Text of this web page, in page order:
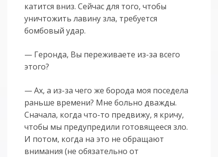
катится вниз. Сейчас для того, чтобы
уничтожить лавину зла, требуется
бомбовый удар.
— Геронда, Вы переживаете из-за всего
этого?
— Ах, а из-за чего же борода моя поседела
раньше времени? Мне больно дважды.
Сначала, когда что-то предвижу, я кричу,
чтобы мы предупредили готовящееся зло.
И потом, когда на это не обращают
внимания (не обязательно от